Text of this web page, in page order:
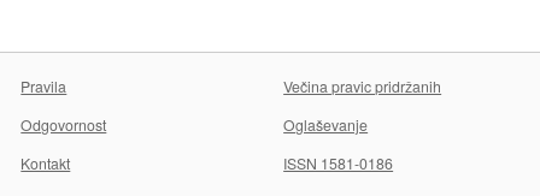
Pravila
Večina pravic pridržanih
Odgovornost
Oglaševanje
Kontakt
ISSN 1581-0186